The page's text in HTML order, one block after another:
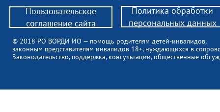
© 2018 РО ВОРДИ ИО — помощь родителям детей-инвалидов,
законным представителям инвалидов 18+, нуждающихся в
Законодательство, поддержка, консультации, общественные
Пользовательское
соглашение сайта
Политика обработки
персональных данных